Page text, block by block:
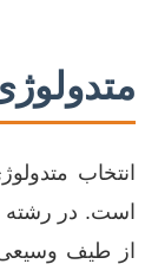
انتخاب
است. در رشته
از طیف